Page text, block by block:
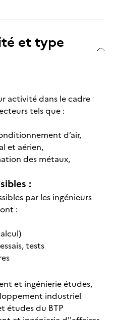
et type
activité dans le cadre
tels que :
d’air,
et aérien,
des métaux,
:
par les ingénieurs
:
tests
et ingénierie études,
industriel
études du BTP